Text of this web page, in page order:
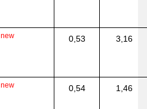
new 0,53 3,16
new 0,54 1,46